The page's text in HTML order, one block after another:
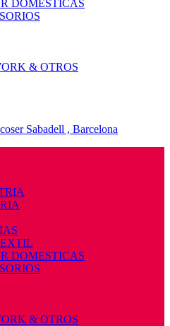
DOMESTICAS
& OTROS
Sabadell , Barcelona
DOMESTICAS
& OTROS